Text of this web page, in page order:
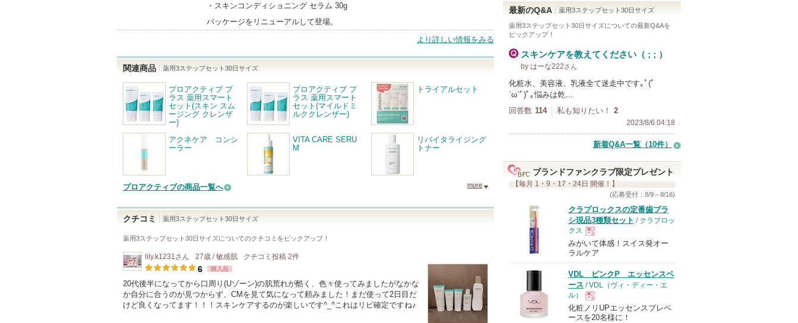
・スキンコンディショニング セラム 30g
パッケージをリニューアルして登場。
より詳しい情報をみる
関連商品 薬用3ステップセット30日サイズ
プロアクティブ プ
ラス 薬用スマート
セット(スキン スム
ージング クレンザ
ー)
プロアクティブ プ
ラス 薬用スマート
セット(マイルドミ
ルククレンザー)
トライアルセット
アクネケア コンシ
ーラー
VITA CARE SERU
M
リバイタライジング
トナー
プロアクティブの商品一覧へ more
クチコミ 薬用3ステップセット30日サイズ
薬用3ステップセット30日サイズについてのクチコミをピックアップ！
lily.k1231さん 27歳 / 敏感肌 クチコミ投稿 2件
6 購入品
20代後半になってから口周り(Uゾーン)の肌荒れが酷く、色々使ってみましたがなかな
か自分に合うのが見つからず、CMを見て気になって頼みました！まだ使って2日目だ
けど良くなってます！！！スキンケアするのが楽しいです^_^これはリピ確定ですね♪
最新のQ&A 薬用3ステップセット30日サイズ
薬用3ステップセット30日サイズについての最新Q&Aを
ピックアップ！
スキンケアを教えてください（ ; ; ）
by はーな222さん
化粧水、美容液、乳液全て迷走中です｡ﾟ(ﾟ
´ω`ﾟ)ﾟ｡悩みは乾…
回答数 114 私も知りたい！ 2
2023/8/6 04:18
新着Q&A一覧（10件）
ブランドファンクラブ限定プレゼント
【毎月 1・9・17・24日 開催！】
(応募受付：8/9～8/16)
クラプロックスの定番歯ブラ
シ現品3種類セット / クラプロッ
クス
現
品
みがいて体感！スイス発オー
ラルケア
VDL ピンクP エッセンスベ
ース / VDL（ヴィ・ディー・エ
ル）
現
化粧ノリUPエッセンスプレベ
ースを20名様に！